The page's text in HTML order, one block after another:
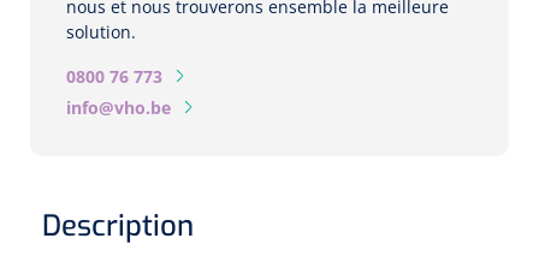
Biomètres
Biomètres optiques
Caméras de fond d'œil
nous et nous trouverons ensemble la meilleure
solution.
0800 76 773
info@vho.be
Description